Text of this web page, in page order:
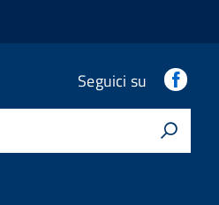
Seguici su